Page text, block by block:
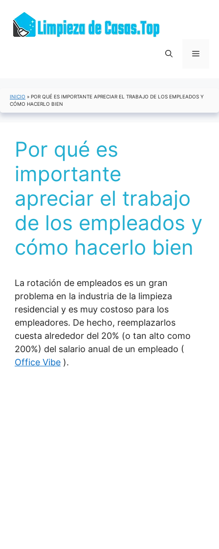
contenido
Menú
INICIO » POR QUÉ ES IMPORTANTE APRECIAR EL TRABAJO DE LOS EMPLEADOS Y
CÓMO HACERLO BIEN
Por qué es
importante
apreciar el trabajo
de los empleados y
cómo hacerlo bien
La rotación de empleados es un gran
problema en la industria de la limpieza
residencial y es muy costoso para los
empleadores. De hecho, reemplazarlos
cuesta alrededor del 20% (o tan alto como
200%) del salario anual de un empleado (
Office Vibe ).